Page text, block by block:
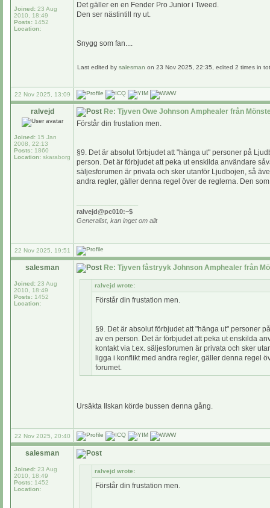
Joined: 23 Aug
2010, 18:49
Posts: 1452
Location:
Det gäller en en Fender Pro Junior i Tweed.
Den ser nästintill ny ut.
Snygg som fan....
Last edited by salesman on 23 Nov 2025, 22:35, edited 2 times in
22 Nov 2025, 13:09
ralvejd
Joined: 15 Jan
2008, 22:13
Posts: 1860
Location: skaraborg
Re: Tjyven Owe Johnson Amphealer från
Förstår din frustation men.
§9. Det är absolut förbjudet att "hänga ut" personer på
person. Det är förbjudet att peka ut enskilda användare
säljesforumen är privata och sker utanför Ljudbojen, så
andra regler, gäller denna regel över de reglerna. Den
ralvejd@pc010:~$
Generalist, kan inget om allt
22 Nov 2025, 19:51
salesman
Joined: 23 Aug
2010, 18:49
Posts: 1452
Location:
Re: Tjyven fåstryyk Johnson Amphealer från
ralvejd wrote:
Förstår din frustation men.
§9. Det är absolut förbjudet att "hänga ut" personer
av en person. Det är förbjudet att peka ut enskilda
kontakt via t.ex. säljesforumen är privata och sker
ligga i konflikt med andra regler, gäller denna regel
forumet.
Ursäkta Ilskan körde bussen denna gång.
22 Nov 2025, 20:40
salesman
Joined: 23 Aug
2010, 18:49
Posts: 1452
Location:
ralvejd wrote:
Förstår din frustation men.